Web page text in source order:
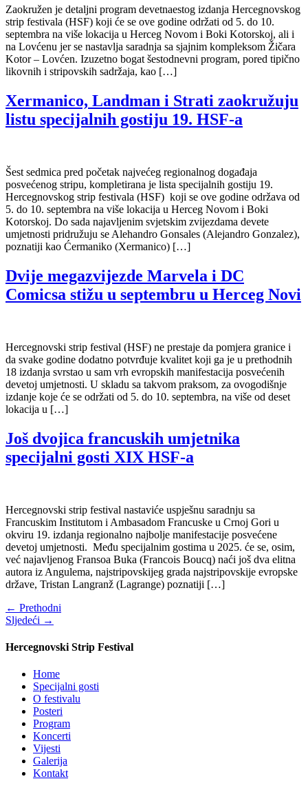
Zaokružen je detaljni program devetnaestog izdanja Hercegnovskog
strip festivala (HSF) koji će se ove godine održati od 5. do 10.
septembra na više lokacija u Herceg Novom i Boki Kotorskoj, ali i
na Lovćenu jer se nastavlja saradnja sa sjajnim kompleksom Žičara
Kotor – Lovćen. Izuzetno bogat šestodnevni program, pored tipično
likovnih i stripovskih sadržaja, kao […]
Xermanico, Landman i Strati zaokružuju
listu specijalnih gostiju 19. HSF-a
Šest sedmica pred početak najvećeg regionalnog događaja
posvećenog stripu, kompletirana je lista specijalnih gostiju 19.
Hercegnovskog strip festivala (HSF) koji se ove godine održava od
5. do 10. septembra na više lokacija u Herceg Novom i Boki
Kotorskoj. Do sada najavljenim svjetskim zvijezdama devete
umjetnosti pridružuju se Alehandro Gonsales (Alejandro Gonzalez),
poznatiji kao Ćermaniko (Xermanico) […]
Dvije megazvijezde Marvela i DC
Comicsa stižu u septembru u Herceg Novi
Hercegnovski strip festival (HSF) ne prestaje da pomjera granice i
da svake godine dodatno potvrđuje kvalitet koji ga je u prethodnih
18 izdanja svrstao u sam vrh evropskih manifestacija posvećenih
devetoj umjetnosti. U skladu sa takvom praksom, za ovogodišnje
izdanje koje će se održati od 5. do 10. septembra, na više od deset
lokacija u […]
Još dvojica francuskih umjetnika
specijalni gosti XIX HSF-a
Hercegnovski strip festival nastaviće uspješnu saradnju sa
Francuskim Institutom i Ambasadom Francuske u Crnoj Gori u
okviru 19. izdanja regionalno najbolje manifestacije posvećene
devetoj umjetnosti. Među specijalnim gostima u 2025. će se, osim,
već najavljenog Fransoa Buka (Francois Boucq) naći još dva elitna
autora iz Angulema, najstripovskijeg grada najstripovskije evropske
države, Tristan Langranž (Lagrange) poznatiji […]
← Prethodni
Sljedeći →
Hercegnovski Strip Festival
Home
Specijalni gosti
O festivalu
Posteri
Program
Koncerti
Vijesti
Galerija
Kontakt